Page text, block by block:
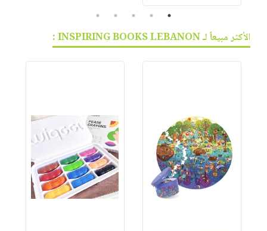
1
2
3
4
5
الأكثر مبيعاً لـ INSPIRING BOOKS LEBANON :